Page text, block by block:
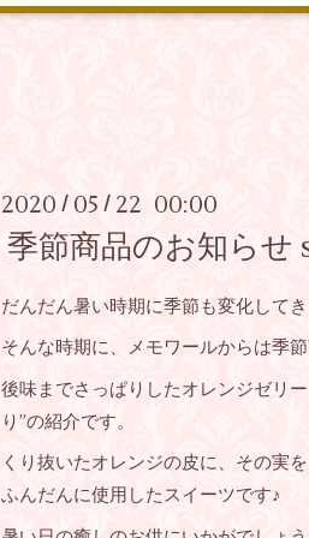
2020 / 05 / 22 00:00
季節商品のお知ら
だんだん暑い時期に季節も変化して
そんな時期に、メモワールからは季
後味までさっぱりしたオレンジゼリ
り”の紹介です。
くり抜いたオレンジの皮に、その実
ふんだんに使用したスイーツです♪